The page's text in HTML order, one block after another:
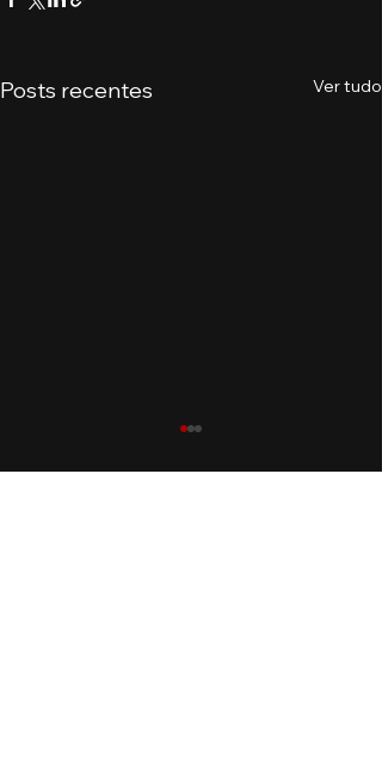
Posts recentes Ver tudo